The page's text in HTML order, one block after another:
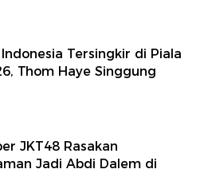
Tersingkir di Piala
Thom Haye Singgung
JKT48 Rasakan
Jadi Abdi Dalem di